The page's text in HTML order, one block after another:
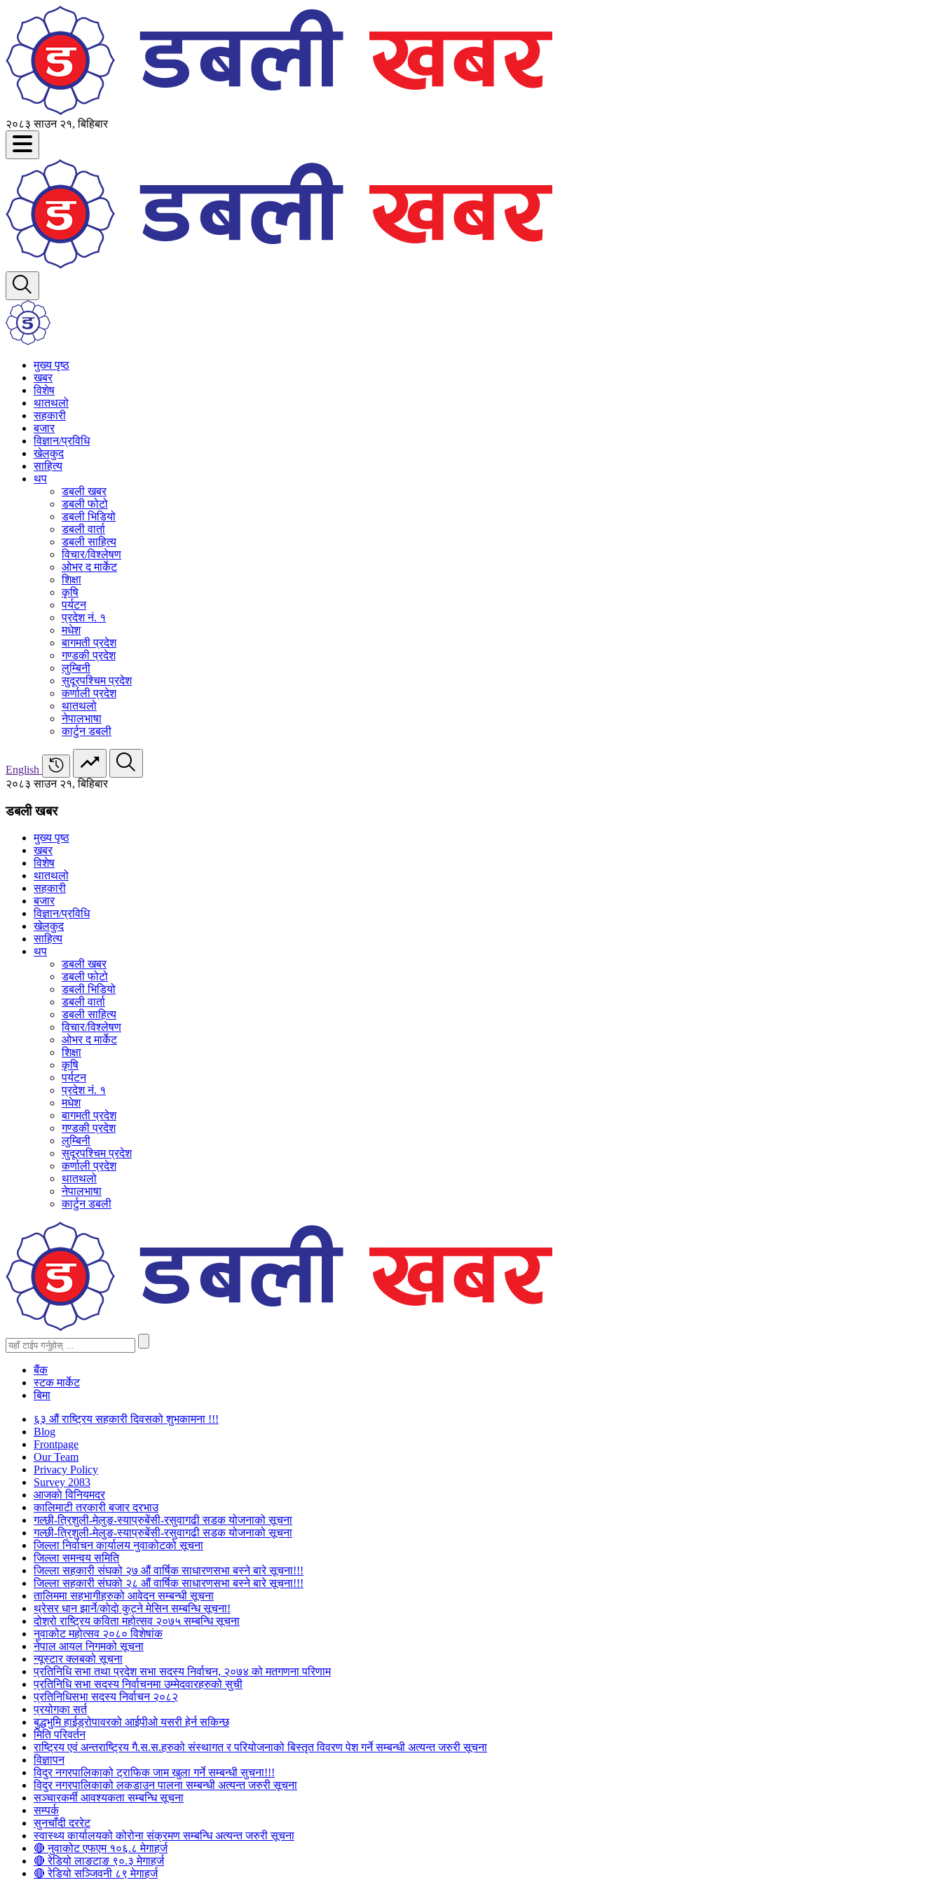
२०८३ साउन २१, बिहिबार
मुख्य पृष्ठ
खबर
विशेष
थातथलो
सहकारी
बजार
विज्ञान/प्रविधि
खेलकुद
साहित्य
थप
डबली खबर
डबली फोटो
डबली भिडियो
डबली वार्ता
डबली साहित्य
विचार/विश्‍लेषण
ओभर द मार्केट
शिक्षा
कृषि
पर्यटन
प्रदेश नं. १
मधेश
बागमती प्रदेश
गण्डकी प्रदेश
लुम्बिनी
सुदूरपश्चिम प्रदेश
कर्णाली प्रदेश
थातथलो
नेपालभाषा
कार्टुन डबली
English
२०८३ साउन २१, बिहिबार
डबली खबर
मुख्य पृष्ठ
खबर
विशेष
थातथलो
सहकारी
बजार
विज्ञान/प्रविधि
खेलकुद
साहित्य
थप
डबली खबर
डबली फोटो
डबली भिडियो
डबली वार्ता
डबली साहित्य
विचार/विश्‍लेषण
ओभर द मार्केट
शिक्षा
कृषि
पर्यटन
प्रदेश नं. १
मधेश
बागमती प्रदेश
गण्डकी प्रदेश
लुम्बिनी
सुदूरपश्चिम प्रदेश
कर्णाली प्रदेश
थातथलो
नेपालभाषा
कार्टुन डबली
बैंक
स्टक मार्केट
बिमा
६३ औं राष्ट्रिय सहकारी दिवसको शुभकामना !!!
Blog
Frontpage
Our Team
Privacy Policy
Survey 2083
आजकाे विनियमदर
कालिमाटी तरकारी बजार दरभाउ
गल्छी-त्रिशुली-मेलुङ-स्याप्रुबेंसी-रसुवागढी सडक योजनाको सूचना
गल्छी-त्रिशुली-मेलुङ-स्याप्रुबेंसी-रसुवागढी सडक योजनाको सूचना
जिल्ला निर्वाचन कार्यालय नुवाकोटको सूचना
जिल्ला समन्वय समिति
जिल्ला सहकारी संघको २७ औं वार्षिक साधारणसभा बस्ने बारे सूचना!!!
जिल्ला सहकारी संघको २८ औं वार्षिक साधारणसभा बस्ने बारे सूचना!!!
तालिममा सहभागीहरुको आवेदन सम्बन्धी सूचना
थ्रेसर धान झार्ने/काेदाे कुट्ने मेसिन सम्बन्धि सूचना!
दोश्रो राष्ट्रिय कविता महोत्सव २०७५ सम्बन्धि सूचना
नुवाकोट महोत्सव २०८० विशेषांक
नेपाल आयल निगमको सूचना
न्यूस्टार क्लबको सूचना
प्रतिनिधि सभा तथा प्रदेश सभा सदस्य निर्वाचन, २०७४ को मतगणना परिणाम
प्रतिनिधि सभा सदस्य निर्वाचनमा उम्मेदवारहरुको सुची
प्रतिनिधिसभा सदस्य निर्वाचन २०८२
प्रयोगका सर्त
बुद्धभुमि हाईड्रोपावरको आईपीओ यसरी हेर्न सकिन्छ
मिति परिवर्तन
राष्ट्रिय एवं अन्तराष्ट्रिय गै.स.स.हरुको संस्थागत र परियोजनाको बिस्तृत विवरण पेश गर्ने सम्बन्धी अत्यन्त जरुरी सूचना
विज्ञापन
विदुर नगरपालिकाको ट्राफिक जाम खुला गर्ने सम्बन्धी सुचना!!!
विदुर नगरपालिकाको लकडाउन पालना सम्बन्धी अत्यन्त जरुरी सूचना
सञ्चारकर्मी आवश्यकता सम्बन्धि सूचना
सम्पर्क
सुनचाँदी दररेट
स्वास्थ्य कार्यालयको कोरोना संक्रमण सम्बन्धि अत्यन्त जरुरी सूचना
🔴 नुवाकोट एफएम १०६.८ मेगाहर्ज
🔴 रेडियो लाङटाङ ९०.३ मेगाहर्ज
🔴 रेडियो सञ्जिवनी ८९ मेगाहर्ज